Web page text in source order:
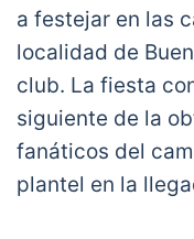
a festejar en las
localidad de
club. La fiesta
siguiente de la
fanáticos del
plantel en la